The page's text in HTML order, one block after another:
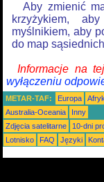
Aby zmienić
krzyżykiem,
myślnikiem, aby
do map
Informacje na
wyłączeniu
METAR-TAF: Europa
Australia-Oceania
Inny
Zdjęcia satelitarne
10-dni
Lotnisko
FAQ Języki